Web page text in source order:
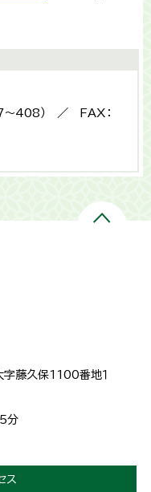
～408） ／ FAX：
藤久保1100番地１
分
ス